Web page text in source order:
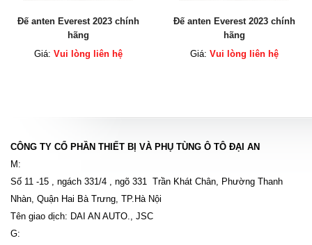
Đế anten Everest 2023 chính
hãng
Giá: Vui lòng liên hệ
Đế anten Everest 2023 chính
hãng
Giá: Vui lòng liên hệ
CÔNG TY CỔ PHẦN THIẾT BỊ VÀ PHỤ TÙNG Ô TÔ ĐẠI AN
M:
Số 11 -15 , ngách 331/4 , ngõ 331 Trần Khát Chân, Phường Thanh
Nhàn, Quận Hai Bà Trưng, TP.Hà Nội
Tên giao dịch: DAI AN AUTO., JSC
G: